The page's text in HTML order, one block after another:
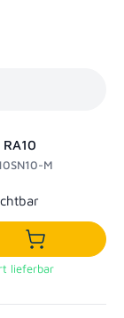
M
In den
lieferbar